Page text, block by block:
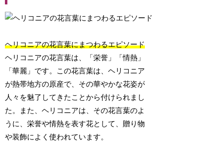
ヘリコニアの花言葉にまつわるエピソード
ヘリコニアの花言葉は、「栄誉」「情熱」
「華麗」です。この花言葉は、ヘリコニア
が熱帯地方の原産で、その華やかな花姿が
人々を魅了してきたことから付けられまし
た。また、ヘリコニアは、その花言葉のよ
うに、栄誉や情熱を表す花として、贈り物
や装飾によく使われています。